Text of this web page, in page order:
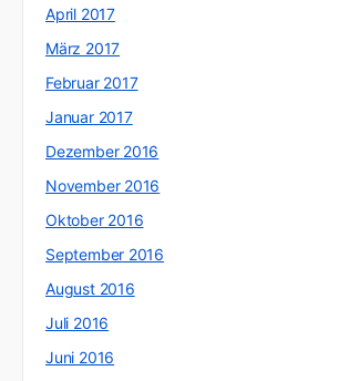
April 2017
März 2017
Februar 2017
Januar 2017
Dezember 2016
November 2016
Oktober 2016
September 2016
August 2016
Juli 2016
Juni 2016